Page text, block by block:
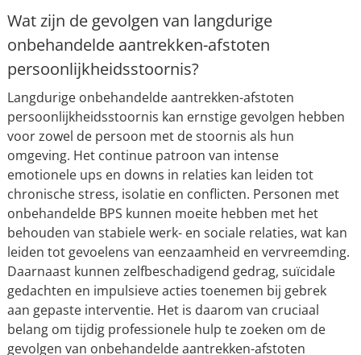
Wat zijn de gevolgen van langdurige
onbehandelde aantrekken-afstoten
persoonlijkheidsstoornis?
Langdurige onbehandelde aantrekken-afstoten
persoonlijkheidsstoornis kan ernstige gevolgen hebben
voor zowel de persoon met de stoornis als hun
omgeving. Het continue patroon van intense
emotionele ups en downs in relaties kan leiden tot
chronische stress, isolatie en conflicten. Personen met
onbehandelde BPS kunnen moeite hebben met het
behouden van stabiele werk- en sociale relaties, wat kan
leiden tot gevoelens van eenzaamheid en vervreemding.
Daarnaast kunnen zelfbeschadigend gedrag, suïcidale
gedachten en impulsieve acties toenemen bij gebrek
aan gepaste interventie. Het is daarom van cruciaal
belang om tijdig professionele hulp te zoeken om de
gevolgen van onbehandelde aantrekken-afstoten